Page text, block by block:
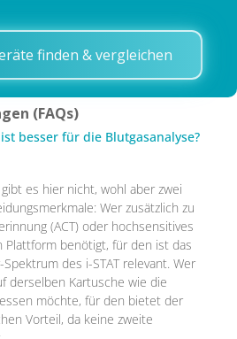
finden & vergleichen
(FAQs)
besser für die Blutgasanalyse?
gibt es hier nicht, wohl aber zwei
Wer zusätzlich zu
(ACT) oder hochsensitives
Plattform benötigt, für den ist das
des i-STAT relevant. Wer
derselben Kartusche wie die
möchte, für den bietet der
Vorteil, da keine zweite